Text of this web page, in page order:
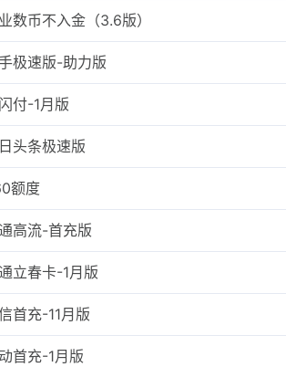
数币不入金（3.6版）
极速版-助力版
付-1月版
头条极速版
额度
高流-首充版
立春卡-1月版
首充-11月版
首充-1月版